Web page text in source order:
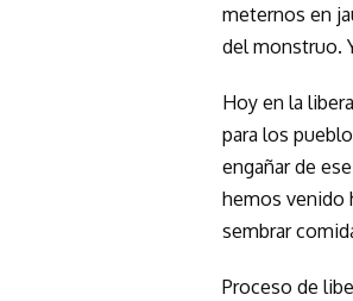
meternos en
del monstruo.
Hoy en la
para los
engañar de
hemos venido
sembrar
Proceso de